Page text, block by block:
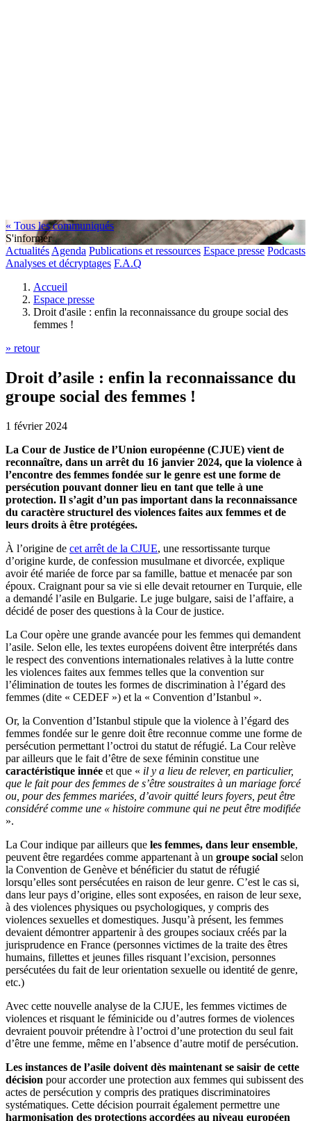
« Tous les communiqués
S'informer
Actualités Agenda Publications et ressources Espace presse Podcasts
Analyses et décryptages F.A.Q
Accueil
Espace presse
Droit d'asile : enfin la reconnaissance du groupe social des
femmes !
» retour
Droit d’asile : enfin la reconnaissance du
groupe social des femmes !
1 février 2024
La Cour de Justice de l’Union européenne (CJUE) vient de
reconnaître, dans un arrêt du 16 janvier 2024, que la violence à
l’encontre des femmes fondée sur le genre est une forme de
persécution pouvant donner lieu en tant que telle à une
protection. Il s’agit d’un pas important dans la reconnaissance
du caractère structurel des violences faites aux femmes et de
leurs droits à être protégées.
À l’origine de cet arrêt de la CJUE, une ressortissante turque
d’origine kurde, de confession musulmane et divorcée, explique
avoir été mariée de force par sa famille, battue et menacée par son
époux. Craignant pour sa vie si elle devait retourner en Turquie, elle
a demandé l’asile en Bulgarie. Le juge bulgare, saisi de l’affaire, a
décidé de poser des questions à la Cour de justice.
La Cour opère une grande avancée pour les femmes qui demandent
l’asile. Selon elle, les textes européens doivent être interprétés dans
le respect des conventions internationales relatives à la lutte contre
les violences faites aux femmes telles que la convention sur
l’élimination de toutes les formes de discrimination à l’égard des
femmes (dite « CEDEF ») et la « Convention d’Istanbul ».
Or, la Convention d’Istanbul stipule que la violence à l’égard des
femmes fondée sur le genre doit être reconnue comme une forme de
persécution permettant l’octroi du statut de réfugié. La Cour relève
par ailleurs que le fait d’être de sexe féminin constitue une
caractéristique innée et que « il y a lieu de relever, en particulier,
que le fait pour des femmes de s’être soustraites à un mariage forcé
ou, pour des femmes mariées, d’avoir quitté leurs foyers, peut être
considéré comme une « histoire commune qui ne peut être modifiée
».
La Cour indique par ailleurs que les femmes, dans leur ensemble,
peuvent être regardées comme appartenant à un groupe social selon
la Convention de Genève et bénéficier du statut de réfugié
lorsqu’elles sont persécutées en raison de leur genre. C’est le cas si,
dans leur pays d’origine, elles sont exposées, en raison de leur sexe,
à des violences physiques ou psychologiques, y compris des
violences sexuelles et domestiques. Jusqu’à présent, les femmes
devaient démontrer appartenir à des groupes sociaux créés par la
jurisprudence en France (personnes victimes de la traite des êtres
humains, fillettes et jeunes filles risquant l’excision, personnes
persécutées du fait de leur orientation sexuelle ou identité de genre,
etc.)
Avec cette nouvelle analyse de la CJUE, les femmes victimes de
violences et risquant le féminicide ou d’autres formes de violences
devraient pouvoir prétendre à l’octroi d’une protection du seul fait
d’être une femme, même en l’absence d’autre motif de persécution.
Les instances de l’asile doivent dès maintenant se saisir de cette
décision pour accorder une protection aux femmes qui subissent des
actes de persécution y compris des pratiques discriminatoires
systématiques. Cette décision pourrait également permettre une
harmonisation des protections accordées au niveau européen